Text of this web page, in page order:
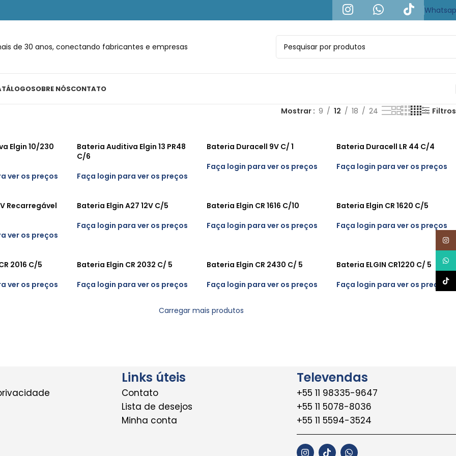
de 30 anos, conectando fabricantes e empresas
SOBRE NÓSCONTATO
Mostrar 9 12 18 24 Filtros
Elgin 10/230
ver os preços
Bateria Auditiva Elgin 13 PR48
C/6
Faça login para ver os preços
Bateria Duracell 9V C/ 1
Faça login para ver os preços
Bateria Duracell LR 44 C/4
Faça login para ver os preços
Recarregável
ver os preços
Bateria Elgin A27 12V C/5
Faça login para ver os preços
Bateria Elgin CR 1616 C/10
Faça login para ver os preços
Bateria Elgin CR 1620 C/5
Faça login para ver os preços
2016 C/5
ver os preços
Bateria Elgin CR 2032 C/ 5
Faça login para ver os preços
Bateria Elgin CR 2430 C/ 5
Faça login para ver os preços
Bateria ELGIN CR1220 C/ 5
Faça login para ver os preços
Carregar mais produtos
Links úteis
Contato
Lista de desejos
Minha conta
Televendas
+55 11 98335-9647
+55 11 5078-8036
+55 11 5594-3524